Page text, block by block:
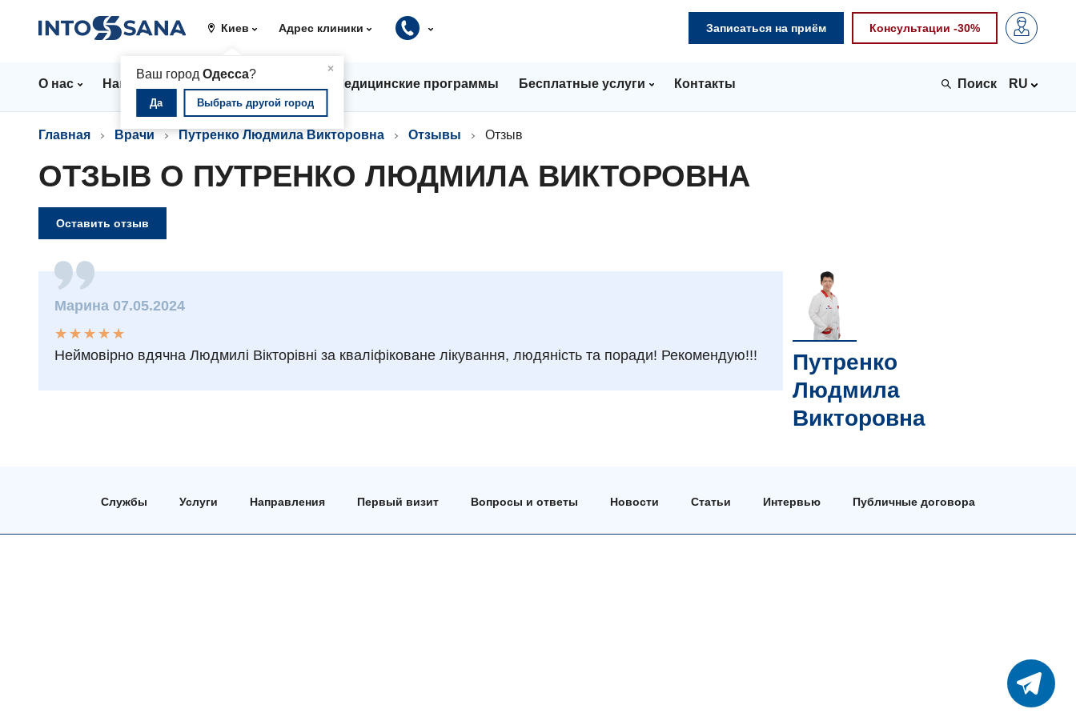
Киев
×
Ваш городОдесса?
Да Выбрать другой город
Адрес клиники Записаться на приём Консультации -30%
О нас Направления Цены Медицинские программы Бесплатные услуги Контакты RU
Главная Врачи Путренко Людмила Викторовна Отзывы Отзыв
ОТЗЫВ О ПУТРЕНКО ЛЮДМИЛА ВИКТОРОВНА
Оставить отзыв
Марина 07.05.2024
★
★
★
★
★
★ ★ ★ ★ ★
Неймовірно вдячна Людмилі Вікторівні за кваліфіковане лікування, людяність та поради! Рекомендую!!!
Путренко
Людмила
Викторовна
Службы Услуги Направления Первый визит Вопросы и ответы Новости Статьи Интервью Публичные договора